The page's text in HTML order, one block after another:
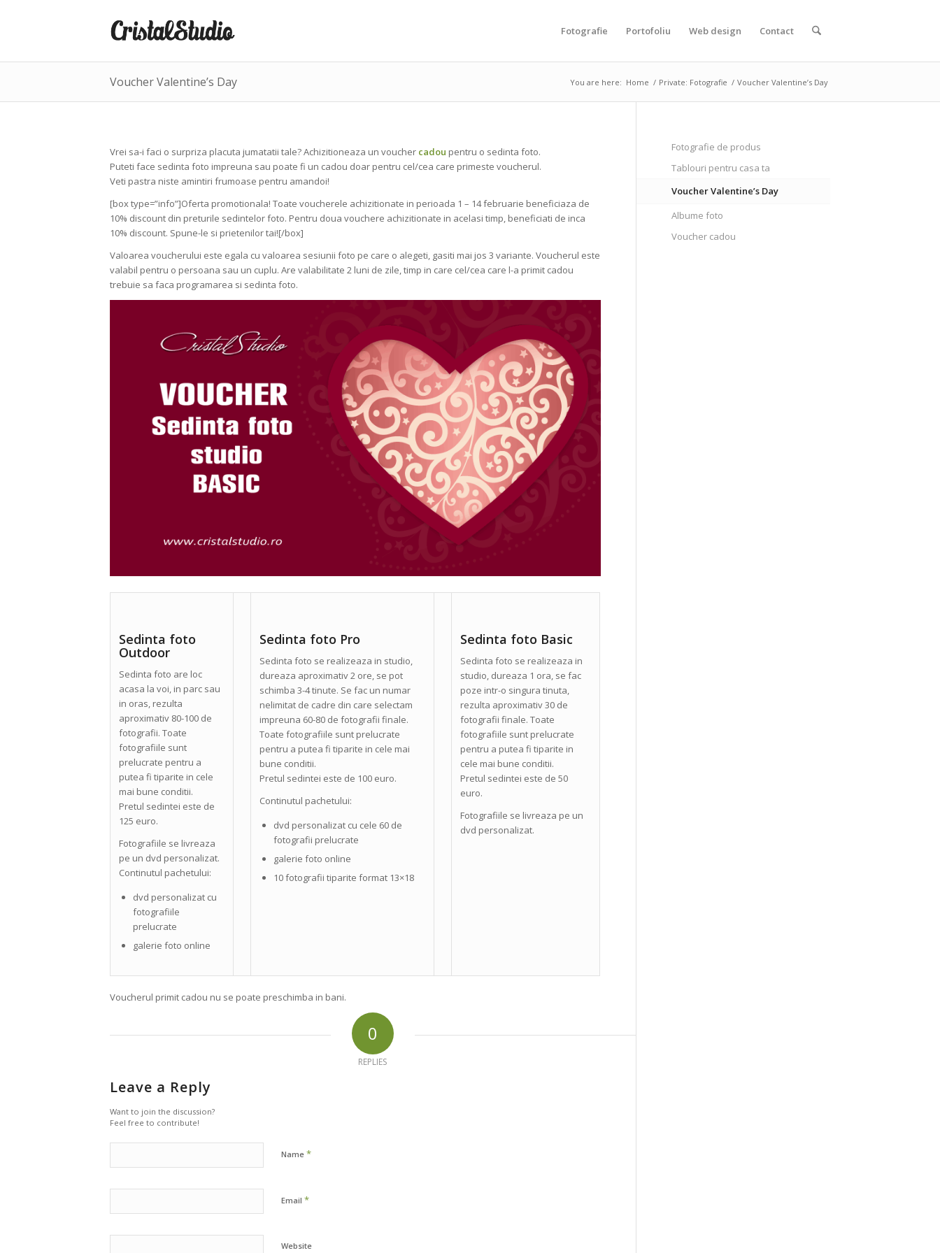
Fotografie Portofoliu Web design Contact
Voucher Valentine’s Day You are here: Home / Private: Fotografie / Voucher Valentine’s Day
Vrei sa-i faci o surpriza placuta jumatatii tale? Achizitioneaza un voucher cadou pentru o sedinta foto.
Puteti face sedinta foto impreuna sau poate fi un cadou doar pentru cel/cea care primeste voucherul.
Veti pastra niste amintiri frumoase pentru amandoi!
[box type=”info”]Oferta promotionala! Toate voucherele achizitionate in perioada 1 – 14 februarie beneficiaza de
10% discount din preturile sedintelor foto. Pentru doua vouchere achizitionate in acelasi timp, beneficiati de inca
10% discount. Spune-le si prietenilor tai![/box]
Valoarea voucherului este egala cu valoarea sesiunii foto pe care o alegeti, gasiti mai jos 3 variante. Voucherul este
valabil pentru o persoana sau un cuplu. Are valabilitate 2 luni de zile, timp in care cel/cea care l-a primit cadou
trebuie sa faca programarea si sedinta foto.
Sedinta foto
Outdoor
Sedinta foto are loc
acasa la voi, in parc sau
in oras, rezulta
aproximativ 80-100 de
fotografii. Toate
fotografiile sunt
prelucrate pentru a
putea fi tiparite in cele
mai bune conditii.
Pretul sedintei este de
125 euro.
Fotografiile se livreaza
pe un dvd personalizat.
Continutul pachetului:
dvd personalizat cu
fotografiile
prelucrate
galerie foto online
Sedinta foto Pro
Sedinta foto se realizeaza in studio,
dureaza aproximativ 2 ore, se pot
schimba 3-4 tinute. Se fac un numar
nelimitat de cadre din care selectam
impreuna 60-80 de fotografii finale.
Toate fotografiile sunt prelucrate
pentru a putea fi tiparite in cele mai
bune conditii.
Pretul sedintei este de 100 euro.
Continutul pachetului:
dvd personalizat cu cele 60 de
fotografii prelucrate
galerie foto online
10 fotografii tiparite format 13×18
Sedinta foto Basic
Sedinta foto se realizeaza in
studio, dureaza 1 ora, se fac
poze intr-o singura tinuta,
rezulta aproximativ 30 de
fotografii finale. Toate
fotografiile sunt prelucrate
pentru a putea fi tiparite in
cele mai bune conditii.
Pretul sedintei este de 50
euro.
Fotografiile se livreaza pe un
dvd personalizat.
Voucherul primit cadou nu se poate preschimba in bani.
0
REPLIES
Leave a Reply
Want to join the discussion?
Feel free to contribute!
Name *
Email *
Website
Fotografie de produs
Tablouri pentru casa ta
Voucher Valentine’s Day
Albume foto
Voucher cadou